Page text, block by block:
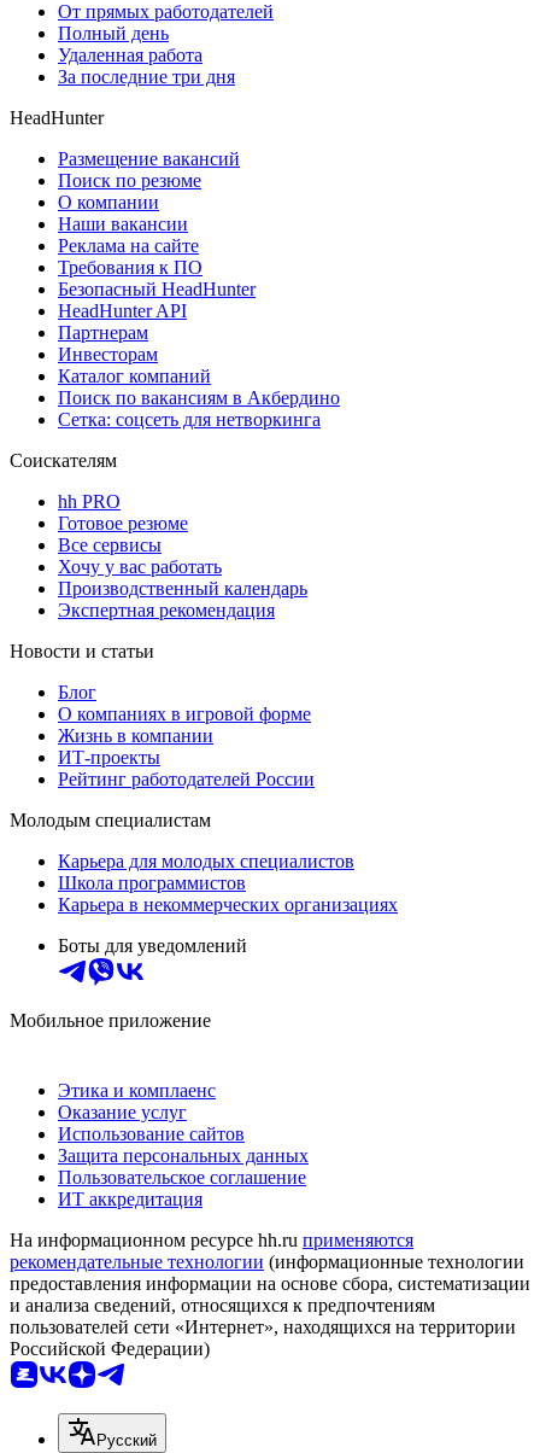
От прямых работодателей
Полный день
Удаленная работа
За последние три дня
HeadHunter
Размещение вакансий
Поиск по резюме
О компании
Наши вакансии
Реклама на сайте
Требования к ПО
Безопасный HeadHunter
HeadHunter API
Партнерам
Инвесторам
Каталог компаний
Поиск по вакансиям в Акбердино
Сетка: соцсеть для нетворкинга
Соискателям
hh PRO
Готовое резюме
Все сервисы
Хочу у вас работать
Производственный календарь
Экспертная рекомендация
Новости и статьи
Блог
О компаниях в игровой форме
Жизнь в компании
ИТ-проекты
Рейтинг работодателей России
Молодым специалистам
Карьера для молодых специалистов
Школа программистов
Карьера в некоммерческих организациях
Боты для уведомлений
Мобильное приложение
Этика и комплаенс
Оказание услуг
Использование сайтов
Защита персональных данных
Пользовательское соглашение
ИТ аккредитация
На информационном ресурсе hh.ru применяются
рекомендательные технологии (информационные технологии
предоставления информации на основе сбора, систематизации
и анализа сведений, относящихся к предпочтениям
пользователей сети «Интернет», находящихся на территории
Российской Федерации)
Русский